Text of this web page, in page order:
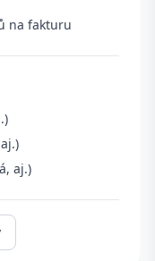
na fakturu
aj.)